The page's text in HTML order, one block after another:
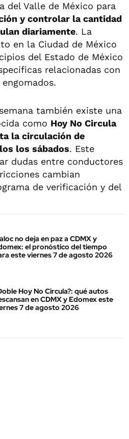
del Valle de México para
y controlar la cantidad
diariamente. La
en la Ciudad de México
del Estado de México
relacionadas con
también existe una
como Hoy No Circula
la circulación de
los sábados. Este
dudas entre conductores
cambian
de verificación y del
no deja en paz a CDMX y
el pronóstico del tiempo
este viernes 7 de agosto 2026
Hoy No Circula?: qué autos
en CDMX y Edomex este
7 de agosto 2026